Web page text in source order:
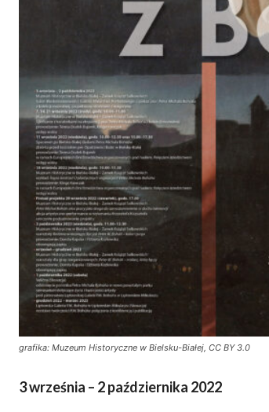
grafika: Muzeum Historyczne w Bielsku-Białej, CC BY 3.0
3 września – 2 października 2022